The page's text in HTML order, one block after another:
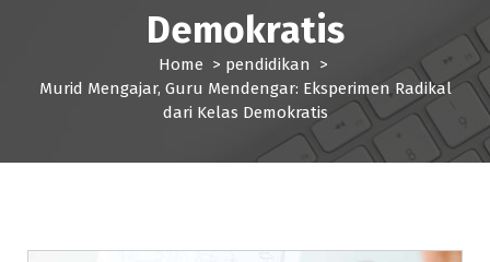
Demokratis
Home > pendidikan >
Murid Mengajar, Guru Mendengar: Eksperimen Radikal
dari Kelas Demokratis